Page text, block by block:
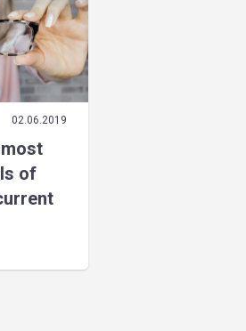
02.06.2019
of